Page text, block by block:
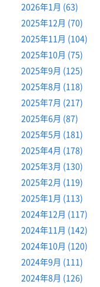
2026年1月 (63)
2025年12月 (70)
2025年11月 (104)
2025年10月 (75)
2025年9月 (125)
2025年8月 (118)
2025年7月 (217)
2025年6月 (87)
2025年5月 (181)
2025年4月 (178)
2025年3月 (130)
2025年2月 (119)
2025年1月 (113)
2024年12月 (117)
2024年11月 (142)
2024年10月 (120)
2024年9月 (111)
2024年8月 (126)